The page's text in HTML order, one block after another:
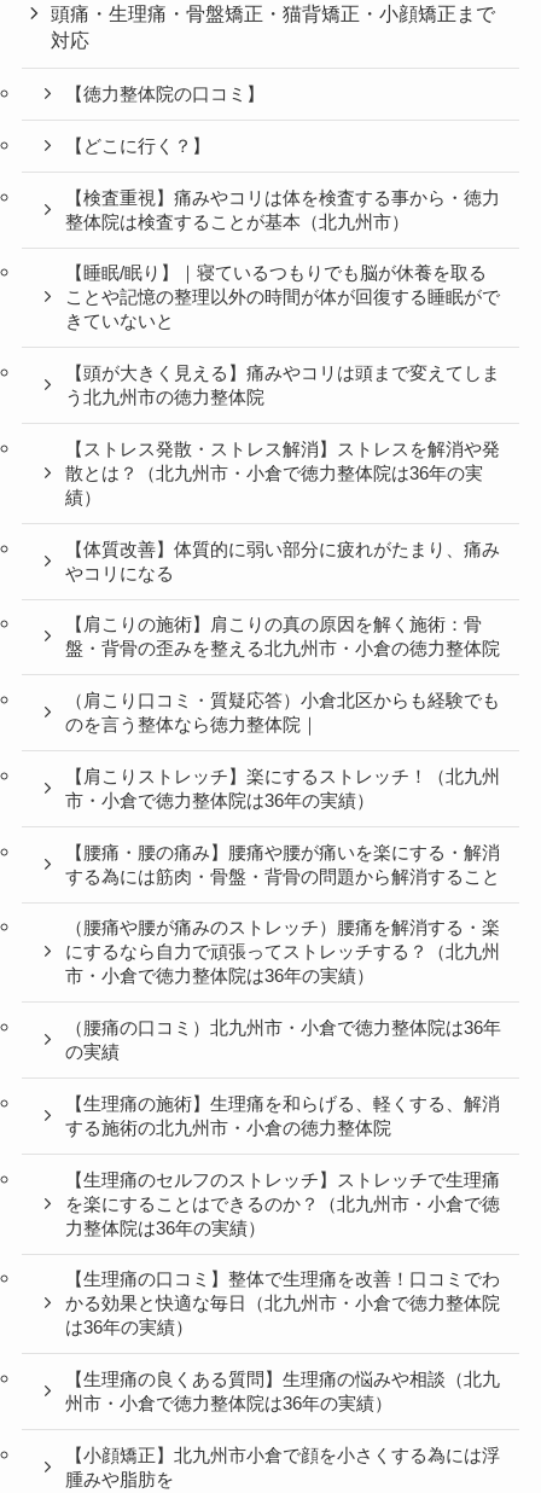
頭痛・生理痛・骨盤矯正・猫背矯正・小顔矯正まで
対応
【徳力整体院の口コミ】
【どこに行く？】
【検査重視】痛みやコリは体を検査する事から・徳力
整体院は検査することが基本（北九州市）
【睡眠/眠り】｜寝ているつもりでも脳が休養を取る
ことや記憶の整理以外の時間が体が回復する睡眠がで
きていないと
【頭が大きく見える】痛みやコリは頭まで変えてしま
う北九州市の徳力整体院
【ストレス発散・ストレス解消】ストレスを解消や発
散とは？（北九州市・小倉で徳力整体院は36年の実
績）
【体質改善】体質的に弱い部分に疲れがたまり、痛み
やコリになる
【肩こりの施術】肩こりの真の原因を解く施術：骨
盤・背骨の歪みを整える北九州市・小倉の徳力整体院
（肩こり口コミ・質疑応答）小倉北区からも経験でも
のを言う整体なら徳力整体院｜
【肩こりストレッチ】楽にするストレッチ！（北九州
市・小倉で徳力整体院は36年の実績）
【腰痛・腰の痛み】腰痛や腰が痛いを楽にする・解消
する為には筋肉・骨盤・背骨の問題から解消すること
（腰痛や腰が痛みのストレッチ）腰痛を解消する・楽
にするなら自力で頑張ってストレッチする？（北九州
市・小倉で徳力整体院は36年の実績）
（腰痛の口コミ）北九州市・小倉で徳力整体院は36年
の実績
【生理痛の施術】生理痛を和らげる、軽くする、解消
する施術の北九州市・小倉の徳力整体院
【生理痛のセルフのストレッチ】ストレッチで生理痛
を楽にすることはできるのか？（北九州市・小倉で徳
力整体院は36年の実績）
【生理痛の口コミ】整体で生理痛を改善！口コミでわ
かる効果と快適な毎日（北九州市・小倉で徳力整体院
は36年の実績）
【生理痛の良くある質問】生理痛の悩みや相談（北九
州市・小倉で徳力整体院は36年の実績）
【小顔矯正】北九州市小倉で顔を小さくする為には浮
腫みや脂肪を